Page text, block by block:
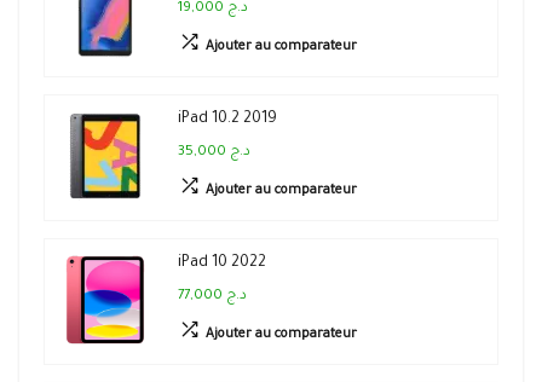
19,000 د.ج
Ajouter au comparateur
iPad 10.2 2019
35,000 د.ج
Ajouter au comparateur
iPad 10 2022
77,000 د.ج
Ajouter au comparateur